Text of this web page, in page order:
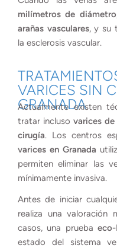
milímetros de diámetro
arañas vasculares, y su
la esclerosis vascular.
VARICES SIN
GRANADA
Actualmente existen
tratar incluso varices
cirugía. Los centros
varices en Granada
permiten eliminar las
mínimamente invasiva.
Antes de iniciar
realiza una valoración
casos, una prueba
estado del sistema